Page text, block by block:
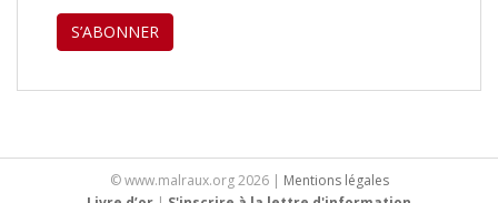
© www.malraux.org 2026 | Mentions légales